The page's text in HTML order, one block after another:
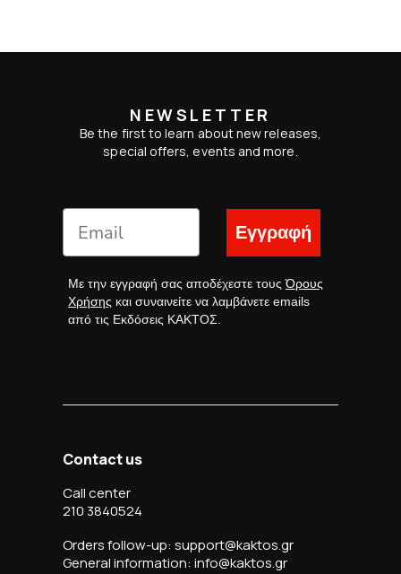
NEWSLETTER
Be the first to learn about new releases,
special offers, events and more.
Εγγραφή
Με την εγγραφή σας αποδέχεστε τουςΌρους
Χρήσης και συναινείτε να λαμβάνετε emails
από τις Εκδόσεις ΚΑΚΤΟΣ.
Contact us
Call center
210 3840524
Orders follow-up: support@kaktos.gr
General information: info@kaktos.gr